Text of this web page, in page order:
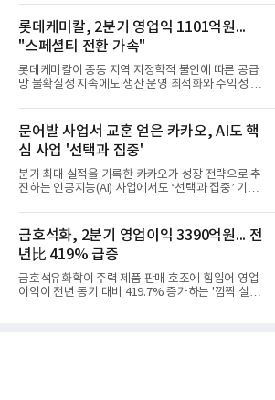
롯데케미칼, 2분기 영업익 1101억원...
"스페셜티 전환 가속"
롯데케미칼이 중동 지역 지정학적 불안에 따른 공급
망 불확실성 지속에도 생산 운영 최적화와 수익성 중
어갔다.롯데케미칼이 2026년 2분기 연결 기준 매출
액 5조6864억원, 영업이익 1101억원을 기록했다고 7
일 밝혔다. 사업별로는 기초화학 부문(롯데케미칼 기
초소재사업·LC타이탄·LC USA·롯데대산석화)이 매
출 3조9403억원, 영업이익 23억원을 기록했다. 정기
보수 영향과 원료 가격 변동에 따른 래깅 효과로 전분
기 대비 수익성은 둔화됐지만 흑자 전환 흐름을 유지
우호적인 환율 효과
문어발 사업서 교훈 얻은 카카오, AI도 핵
심 사업 '선택과 집중'
분기 최대 실적을 기록한 카카오가 성장 전략으로 추
진하는 인공지능(AI) 사업에서도 ‘선택과 집중’ 기조
라 투자에 나서는 것과 달리, 카카오는 ‘카카오톡’이
라는 플랫폼 경쟁력을 활용한 AI 에이전트 서비스에
집중하는 전략이다. 과거 무리한 사업 확장 과정에서
겪었던 시행착오를 되풀이하지 않고 핵심 역량에 집
중하겠다는 취지로 풀이된다.7일 업계에 따르면 카카
오는 올해 2분기 연결 기준 매출 2조985억원, 영업이
익 2770억원을 기록했다. 전년 동기 대비 매출과 영업
금호석화, 2분기 영업이익 3390억원... 전
년比 419% 급증
금호석유화학이 주력 제품 판매 호조에 힘입어 영업
이익이 전년 동기 대비 419.7% 증가하는 '깜짝 실